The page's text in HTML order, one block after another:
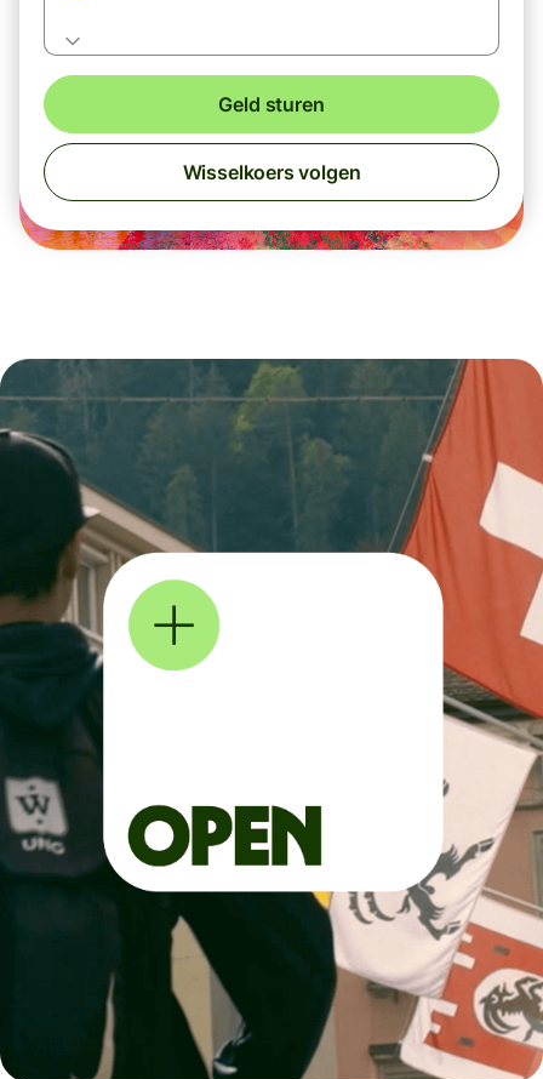
Geld sturen
Wisselkoers volgen